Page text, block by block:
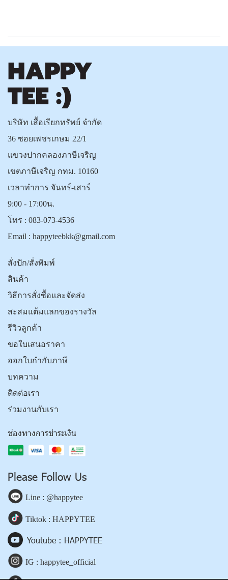
บริษัท เสื้อเรียกทรัพย์ จำกัด
36 ซอยเพชรเกษม 22/1
แขวงปากคลองภาษีเจริญ
เขตภาษีเจริญ กทม. 10160
เวลาทำการ จันทร์-เสาร์
9:00 - 17:00น.
โทร : 083-073-4536
Email : happyteebkk@gmail.com
สั่งปัก/สั่งพิมพ์
สินค้า
วิธีการสั่งซื้อและจัดส่ง
สะสมแต้มแลกของรางวัล
รีวิวลูกค้า
ขอใบเสนอราคา
ออกใบกำกับภาษี
บทความ
ติดต่อเรา
ร่วมงานกับเรา
ช่องทางการชำระเงิน
Please Follow Us
Line : @happytee
Tiktok : HAPPYTEE
Youtube : HAPPYTEE
IG : happytee_official